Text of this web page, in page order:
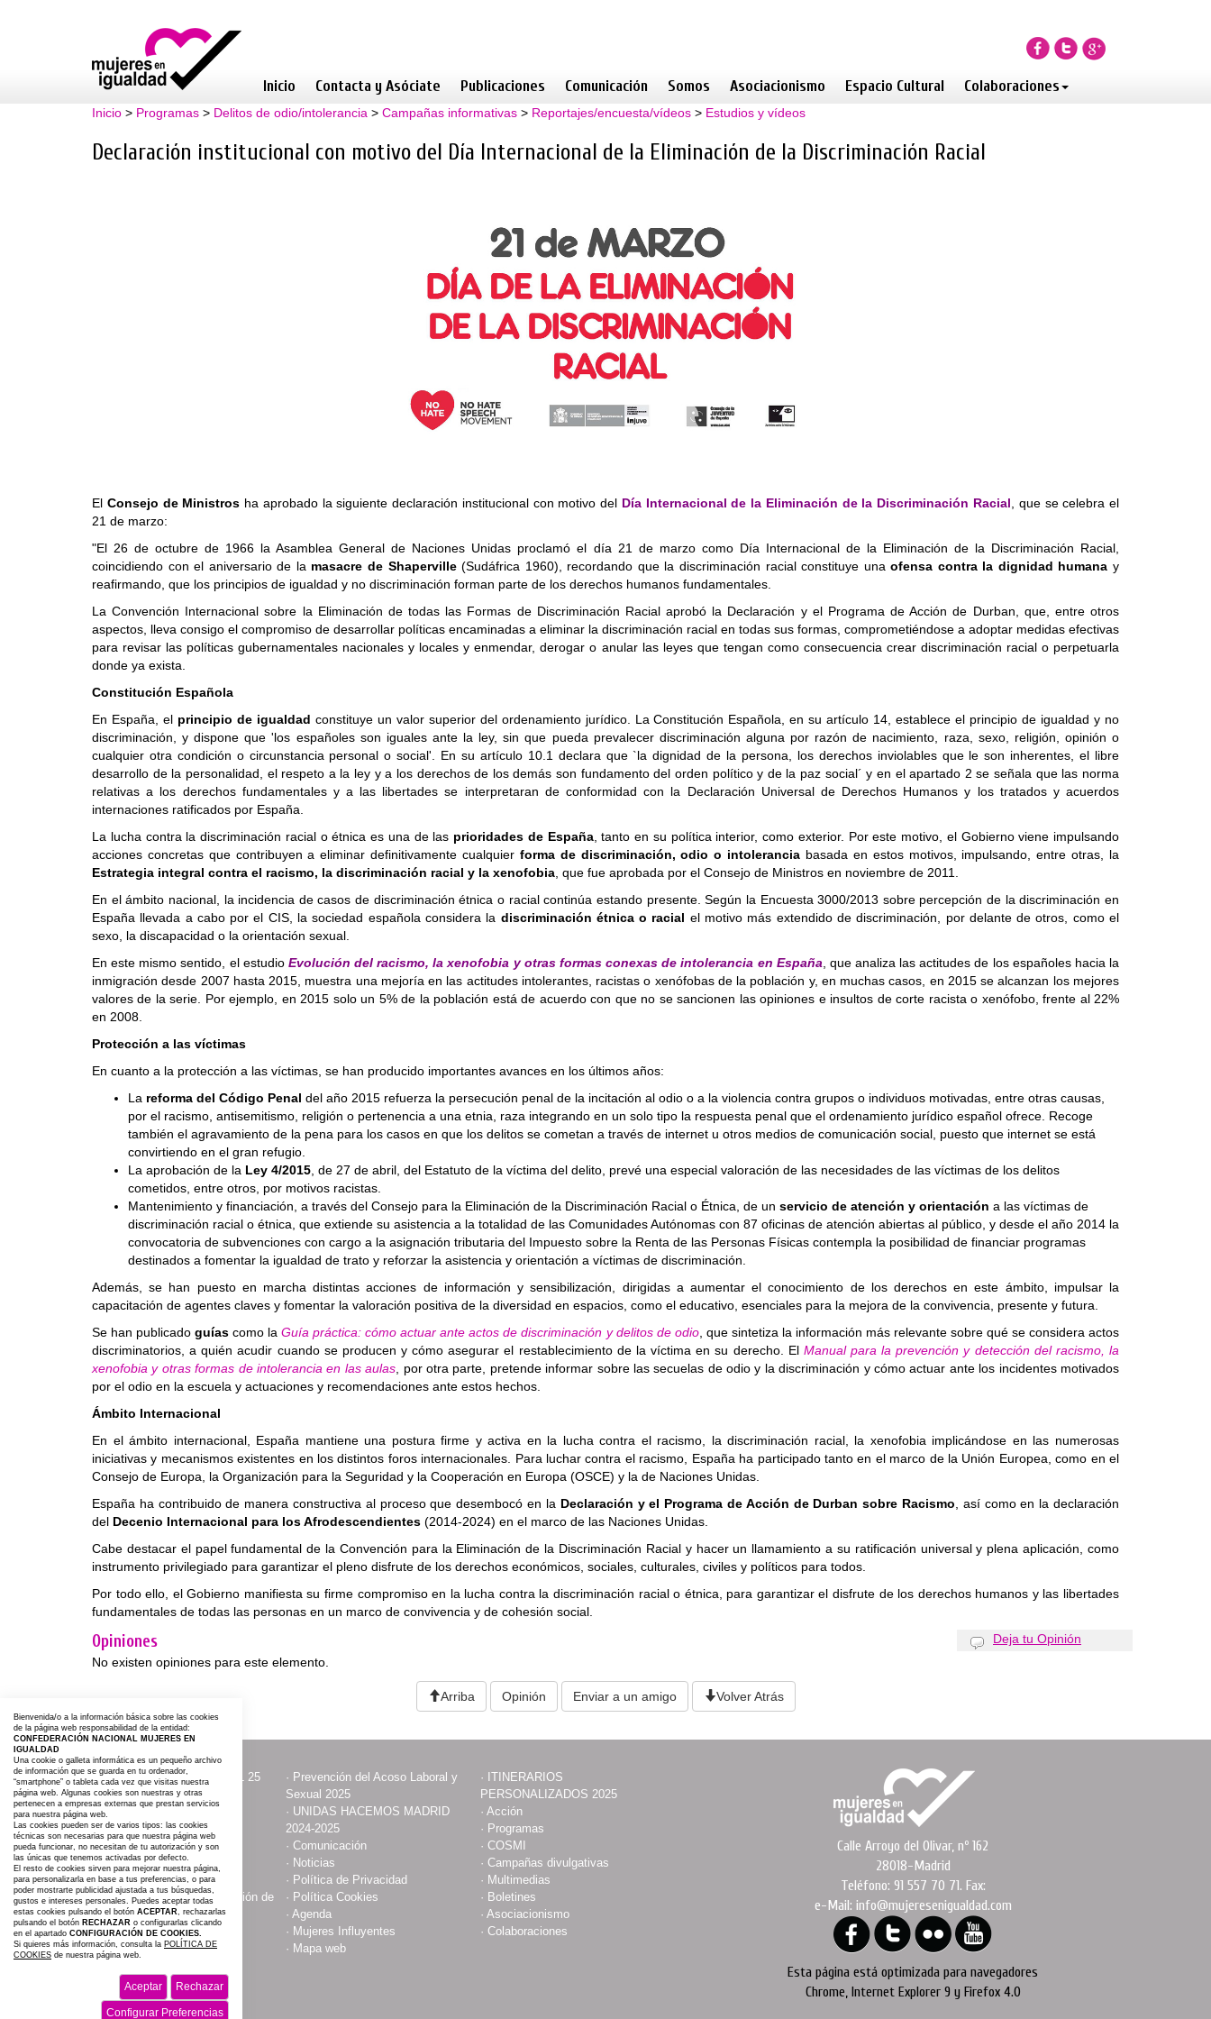
Inicio Contacta y Asóciate Publicaciones Comunicación Somos Asociacionismo Espacio Cultural Colaboraciones
Inicio > Programas > Delitos de odio/intolerancia > Campañas informativas > Reportajes/encuesta/vídeos > Estudios y vídeos
Declaración institucional con motivo del Día Internacional de la Eliminación de la Discriminación Racial
El Consejo de Ministros ha aprobado la siguiente declaración institucional con motivo del Día Internacional de la Eliminación de la Discriminación Racial , que se celebra el
21 de marzo:
"El 26 de octubre de 1966 la Asamblea General de Naciones Unidas proclamó el día 21 de marzo como Día Internacional de la Eliminación de la Discriminación Racial,
coincidiendo con el aniversario de la masacre de Shaperville(Sudáfrica 1960), recordando que la discriminación racial constituye unaofensa contra la dignidad humana y
reafirmando, que los principios de igualdad y no discriminación forman parte de los derechos humanos fundamentales.
La Convención Internacional sobre la Eliminación de todas las Formas de Discriminación Racial aprobó la Declaración y el Programa de Acción de Durban, que, entre otros
aspectos, lleva consigo el compromiso de desarrollar políticas encaminadas a eliminar la discriminación racial en todas sus formas, comprometiéndose a adoptar medidas efectivas
para revisar las políticas gubernamentales nacionales y locales y enmendar, derogar o anular las leyes que tengan como consecuencia crear discriminación racial o perpetuarla
donde ya exista.
Constitución Española
En España, el principio de igualdad constituye un valor superior del ordenamiento jurídico. La Constitución Española, en su artículo 14, establece el principio de igualdad y no
discriminación, y dispone que 'los españoles son iguales ante la ley, sin que pueda prevalecer discriminación alguna por razón de nacimiento, raza, sexo, religión, opinión o
cualquier otra condición o circunstancia personal o social'. En su artículo 10.1 declara que `la dignidad de la persona, los derechos inviolables que le son inherentes, el libre
desarrollo de la personalidad, el respeto a la ley y a los derechos de los demás son fundamento del orden político y de la paz social´ y en el apartado 2 se señala que las norma
relativas a los derechos fundamentales y a las libertades se interpretaran de conformidad con la Declaración Universal de Derechos Humanos y los tratados y acuerdos
internaciones ratificados por España.
La lucha contra la discriminación racial o étnica es una de las prioridades de España, tanto en su política interior, como exterior. Por este motivo, el Gobierno viene impulsando
acciones concretas que contribuyen a eliminar definitivamente cualquier forma de discriminación, odio o intolerancia basada en estos motivos, impulsando, entre otras, la
Estrategia integral contra el racismo, la discriminación racial y la xenofobia , que fue aprobada por el Consejo de Ministros en noviembre de 2011.
En el ámbito nacional, la incidencia de casos de discriminación étnica o racial continúa estando presente. Según la Encuesta 3000/2013 sobre percepción de la discriminación en
España llevada a cabo por el CIS, la sociedad española considera la discriminación étnica o racial el motivo más extendido de discriminación, por delante de otros, como el
sexo, la discapacidad o la orientación sexual.
En este mismo sentido, el estudio Evolución del racismo, la xenofobia y otras formas conexas de intolerancia en España , que analiza las actitudes de los españoles hacia la
inmigración desde 2007 hasta 2015, muestra una mejoría en las actitudes intolerantes, racistas o xenófobas de la población y, en muchas casos, en 2015 se alcanzan los mejores
valores de la serie. Por ejemplo, en 2015 solo un 5% de la población está de acuerdo con que no se sancionen las opiniones e insultos de corte racista o xenófobo, frente al 22%
en 2008.
Protección a las víctimas
En cuanto a la protección a las víctimas, se han producido importantes avances en los últimos años:
La reforma del Código Penal del año 2015 refuerza la persecución penal de la incitación al odio o a la violencia contra grupos o individuos motivadas, entre otras causas,
por el racismo, antisemitismo, religión o pertenencia a una etnia, raza integrando en un solo tipo la respuesta penal que el ordenamiento jurídico español ofrece. Recoge
también el agravamiento de la pena para los casos en que los delitos se cometan a través de internet u otros medios de comunicación social, puesto que internet se está
convirtiendo en el gran refugio.
La aprobación de la Ley 4/2015 , de 27 de abril, del Estatuto de la víctima del delito, prevé una especial valoración de las necesidades de las víctimas de los delitos
cometidos, entre otros, por motivos racistas.
Mantenimiento y financiación, a través del Consejo para la Eliminación de la Discriminación Racial o Étnica, de un servicio de atención y orientación a las víctimas de
discriminación racial o étnica, que extiende su asistencia a la totalidad de las Comunidades Autónomas con 87 oficinas de atención abiertas al público, y desde el año 2014 la
convocatoria de subvenciones con cargo a la asignación tributaria del Impuesto sobre la Renta de las Personas Físicas contempla la posibilidad de financiar programas
destinados a fomentar la igualdad de trato y reforzar la asistencia y orientación a víctimas de discriminación.
Además, se han puesto en marcha distintas acciones de información y sensibilización, dirigidas a aumentar el conocimiento de los derechos en este ámbito, impulsar la
capacitación de agentes claves y fomentar la valoración positiva de la diversidad en espacios, como el educativo, esenciales para la mejora de la convivencia, presente y futura.
Se han publicadoguías como laGuía práctica: cómo actuar ante actos de discriminación y delitos de odio, que sintetiza la información más relevante sobre qué se considera actos
discriminatorios, a quién acudir cuando se producen y cómo asegurar el restablecimiento de la víctima en su derecho. El Manual para la prevención y detección del racismo, la
xenofobia y otras formas de intolerancia en las aulas , por otra parte, pretende informar sobre las secuelas de odio y la discriminación y cómo actuar ante los incidentes motivados
por el odio en la escuela y actuaciones y recomendaciones ante estos hechos.
Ámbito Internacional
En el ámbito internacional, España mantiene una postura firme y activa en la lucha contra el racismo, la discriminación racial, la xenofobia implicándose en las numerosas
iniciativas y mecanismos existentes en los distintos foros internacionales. Para luchar contra el racismo, España ha participado tanto en el marco de la Unión Europea, como en el
Consejo de Europa, la Organización para la Seguridad y la Cooperación en Europa (OSCE) y la de Naciones Unidas.
España ha contribuido de manera constructiva al proceso que desembocó en la Declaración y el Programa de Acción de Durban sobre Racismo , así como en la declaración
del Decenio Internacional para los Afrodescendientes (2014-2024) en el marco de las Naciones Unidas.
Cabe destacar el papel fundamental de la Convención para la Eliminación de la Discriminación Racial y hacer un llamamiento a su ratificación universal y plena aplicación, como
instrumento privilegiado para garantizar el pleno disfrute de los derechos económicos, sociales, culturales, civiles y políticos para todos.
Por todo ello, el Gobierno manifiesta su firme compromiso en la lucha contra la discriminación racial o étnica, para garantizar el disfrute de los derechos humanos y las libertades
fundamentales de todas las personas en un marco de convivencia y de cohesión social.
Opiniones
Deja tu Opinión
No existen opiniones para este elemento.
Arriba Opinión Enviar a un amigo Volver Atrás
·ACTOS CON MOTIVO DEL 25
NOVIEMBRE
· Prevención del Acoso Laboral y
Sexual 2025
· ITINERARIOS
PERSONALIZADOS 2025
·Contacta y Asóciate · UNIDAS HACEMOS MADRID
2024-2025
· Acción
· Programas
·Publicaciones ·Comunicación · COSMI
·Somos · Noticias · Campañas divulgativas
· Aviso Legal · Política de Privacidad · Multimedias
·Compromiso con la protección de
datos personales
· Política Cookies · Boletines
·Agenda · Asociacionismo
·Espacio Cultural · Mujeres Influyentes · Colaboraciones
·#AGROIGUALDAD 2025 · Mapa web
Calle Arroyo del Olivar, nº 162
28018-Madrid
Teléfono: 91 557 70 71. Fax:
e-Mail: info@mujeresenigualdad.com
Esta página está optimizada para navegadores
Chrome, Internet Explorer 9 y Firefox 4.0
Bienvenida/o a la información básica sobre las cookies
de la página web responsabilidad de la entidad:
CONFEDERACIÓN NACIONAL MUJERES EN
IGUALDAD
Una cookie o galleta informática es un pequeño archivo
de información que se guarda en tu ordenador,
“smartphone” o tableta cada vez que visitas nuestra
página web. Algunas cookies son nuestras y otras
pertenecen a empresas externas que prestan servicios
para nuestra página web.
Las cookies pueden ser de varios tipos: las cookies
técnicas son necesarias para que nuestra página web
pueda funcionar, no necesitan de tu autorización y son
las únicas que tenemos activadas por defecto.
El resto de cookies sirven para mejorar nuestra página,
para personalizarla en base a tus preferencias, o para
poder mostrarte publicidad ajustada a tus búsquedas,
gustos e intereses personales. Puedes aceptar todas
estas cookies pulsando el botón ACEPTAR, rechazarlas
pulsando el botón RECHAZAR o configurarlas clicando
en el apartado CONFIGURACIÓN DE COOKIES.
Si quieres más información, consulta la POLÍTICA DE
COOKIES de nuestra página web.
Aceptar Rechazar
Configurar Preferencias